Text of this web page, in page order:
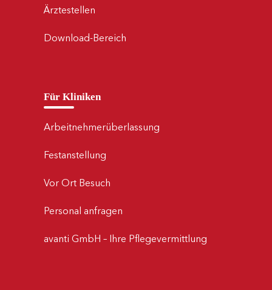
Ärztestellen
Download-Bereich
Für Kliniken
Arbeitnehmerüberlassung
Festanstellung
Vor Ort Besuch
Personal anfragen
avanti GmbH – Ihre Pflegevermittlung